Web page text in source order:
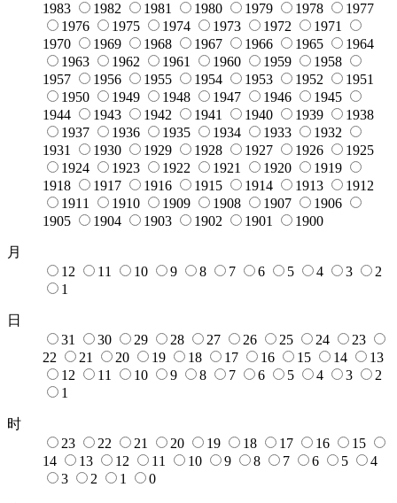
1983
1982 1981 1980 1979 1978
1977
1976
1975 1974 1973 1972
1971
1970
1969 1968 1967 1966 1965
1964
1963
1962 1961 1960 1959
1958
1957
1956 1955 1954 1953 1952
1951
1950
1949 1948 1947 1946
1945
1944
1943 1942 1941 1940 1939
1938
1937
1936 1935 1934 1933
1932
1931
1930 1929 1928 1927 1926
1925
1924
1923 1922 1921 1920
1919
1918
1917 1916 1915 1914 1913
1912
1911
1910 1909 1908 1907
1906
1905
1904 1903 1902 1901 1900
月
12
11 10 9 8 7 6 5 4 3
2
1
日
31
30 29 28 27 26 25 24
23
22
21 20 19 18 17 16 15 14
13
12
11 10 9 8 7 6 5 4 3
2
1
时
23
22 21 20 19 18 17 16
15
14
13 12 11 10 9 8 7 6 5
4
3
2 1 0